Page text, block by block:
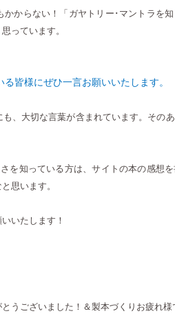
からない！「ガヤトリー･マントラを
っています。
皆様にぜひ一言お願いいたします。
、大切な言葉が含まれています。その
を知っている方は、サイトの本の感想
思います。
いたします！
うございました！＆製本づくりお疲れ様